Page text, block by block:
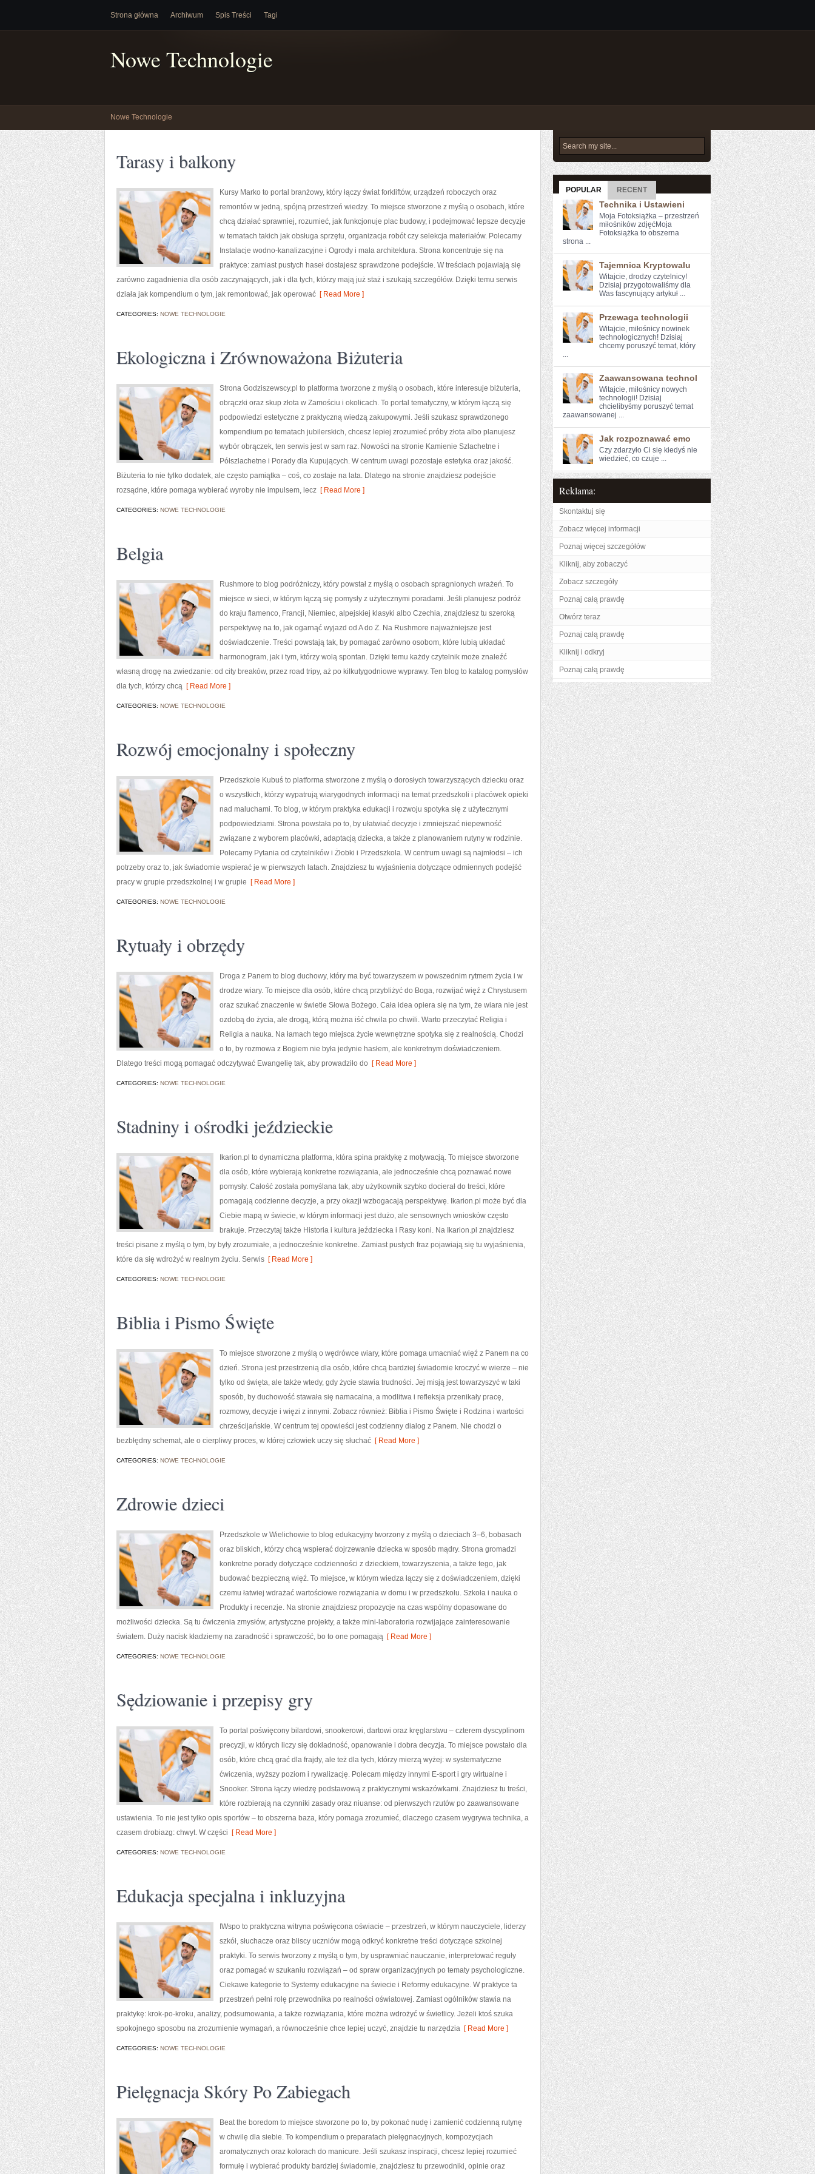
Strona główna Archiwum Spis Treści Tagi
Nowe Technologie
Nowe Technologie
Tarasy i balkony
Kursy Marko to portal branżowy, który łączy świat forkliftów, urządzeń roboczych oraz
remontów w jedną, spójną przestrzeń wiedzy. To miejsce stworzone z myślą o osobach, które
chcą działać sprawniej, rozumieć, jak funkcjonuje plac budowy, i podejmować lepsze decyzje
w tematach takich jak obsługa sprzętu, organizacja robót czy selekcja materiałów. Polecamy
Instalacje wodno-kanalizacyjne i Ogrody i mała architektura. Strona koncentruje się na
praktyce: zamiast pustych haseł dostajesz sprawdzone podejście. W treściach pojawiają się
zarówno zagadnienia dla osób zaczynających, jak i dla tych, którzy mają już staż i szukają szczegółów. Dzięki temu serwis
działa jak kompendium o tym, jak remontować, jak operować [ Read More ]
CATEGORIES: NOWE TECHNOLOGIE
Ekologiczna i Zrównoważona Biżuteria
Strona Godziszewscy.pl to platforma tworzone z myślą o osobach, które interesuje biżuteria,
obrączki oraz skup złota w Zamościu i okolicach. To portal tematyczny, w którym łączą się
podpowiedzi estetyczne z praktyczną wiedzą zakupowymi. Jeśli szukasz sprawdzonego
kompendium po tematach jubilerskich, chcesz lepiej zrozumieć próby złota albo planujesz
wybór obrączek, ten serwis jest w sam raz. Nowości na stronie Kamienie Szlachetne i
Półszlachetne i Porady dla Kupujących. W centrum uwagi pozostaje estetyka oraz jakość.
Biżuteria to nie tylko dodatek, ale często pamiątka – coś, co zostaje na lata. Dlatego na stronie znajdziesz podejście
rozsądne, które pomaga wybierać wyroby nie impulsem, lecz [ Read More ]
CATEGORIES: NOWE TECHNOLOGIE
Belgia
Rushmore to blog podróżniczy, który powstał z myślą o osobach spragnionych wrażeń. To
miejsce w sieci, w którym łączą się pomysły z użytecznymi poradami. Jeśli planujesz podróż
do kraju flamenco, Francji, Niemiec, alpejskiej klasyki albo Czechia, znajdziesz tu szeroką
perspektywę na to, jak ogarnąć wyjazd od A do Z. Na Rushmore najważniejsze jest
doświadczenie. Treści powstają tak, by pomagać zarówno osobom, które lubią układać
harmonogram, jak i tym, którzy wolą spontan. Dzięki temu każdy czytelnik może znaleźć
własną drogę na zwiedzanie: od city breaków, przez road tripy, aż po kilkutygodniowe wyprawy. Ten blog to katalog pomysłów
dla tych, którzy chcą [ Read More ]
CATEGORIES: NOWE TECHNOLOGIE
Rozwój emocjonalny i społeczny
Przedszkole Kubuś to platforma stworzone z myślą o dorosłych towarzyszących dziecku oraz
o wszystkich, którzy wypatrują wiarygodnych informacji na temat przedszkoli i placówek opieki
nad maluchami. To blog, w którym praktyka edukacji i rozwoju spotyka się z użytecznymi
podpowiedziami. Strona powstała po to, by ułatwiać decyzje i zmniejszać niepewność
związane z wyborem placówki, adaptacją dziecka, a także z planowaniem rutyny w rodzinie.
Polecamy Pytania od czytelników i Żłobki i Przedszkola. W centrum uwagi są najmłodsi – ich
potrzeby oraz to, jak świadomie wspierać je w pierwszych latach. Znajdziesz tu wyjaśnienia dotyczące odmiennych podejść
pracy w grupie przedszkolnej i w grupie [ Read More ]
CATEGORIES: NOWE TECHNOLOGIE
Rytuały i obrzędy
Droga z Panem to blog duchowy, który ma być towarzyszem w powszednim rytmem życia i w
drodze wiary. To miejsce dla osób, które chcą przybliżyć do Boga, rozwijać więź z Chrystusem
oraz szukać znaczenie w świetle Słowa Bożego. Cała idea opiera się na tym, że wiara nie jest
ozdobą do życia, ale drogą, którą można iść chwila po chwili. Warto przeczytać Religia i
Religia a nauka. Na łamach tego miejsca życie wewnętrzne spotyka się z realnością. Chodzi
o to, by rozmowa z Bogiem nie była jedynie hasłem, ale konkretnym doświadczeniem.
Dlatego treści mogą pomagać odczytywać Ewangelię tak, aby prowadziło do [ Read More ]
CATEGORIES: NOWE TECHNOLOGIE
Stadniny i ośrodki jeździeckie
Ikarion.pl to dynamiczna platforma, która spina praktykę z motywacją. To miejsce stworzone
dla osób, które wybierają konkretne rozwiązania, ale jednocześnie chcą poznawać nowe
pomysły. Całość została pomyślana tak, aby użytkownik szybko docierał do treści, które
pomagają codzienne decyzje, a przy okazji wzbogacają perspektywę. Ikarion.pl może być dla
Ciebie mapą w świecie, w którym informacji jest dużo, ale sensownych wniosków często
brakuje. Przeczytaj także Historia i kultura jeździecka i Rasy koni. Na Ikarion.pl znajdziesz
treści pisane z myślą o tym, by były zrozumiałe, a jednocześnie konkretne. Zamiast pustych fraz pojawiają się tu wyjaśnienia,
które da się wdrożyć w realnym życiu. Serwis [ Read More ]
CATEGORIES: NOWE TECHNOLOGIE
Biblia i Pismo Święte
To miejsce stworzone z myślą o wędrówce wiary, które pomaga umacniać więź z Panem na co
dzień. Strona jest przestrzenią dla osób, które chcą bardziej świadomie kroczyć w wierze – nie
tylko od święta, ale także wtedy, gdy życie stawia trudności. Jej misją jest towarzyszyć w taki
sposób, by duchowość stawała się namacalna, a modlitwa i refleksja przenikały pracę,
rozmowy, decyzje i więzi z innymi. Zobacz również: Biblia i Pismo Święte i Rodzina i wartości
chrześcijańskie. W centrum tej opowieści jest codzienny dialog z Panem. Nie chodzi o
bezbłędny schemat, ale o cierpliwy proces, w której człowiek uczy się słuchać [ Read More ]
CATEGORIES: NOWE TECHNOLOGIE
Zdrowie dzieci
Przedszkole w Wielichowie to blog edukacyjny tworzony z myślą o dzieciach 3–6, bobasach
oraz bliskich, którzy chcą wspierać dojrzewanie dziecka w sposób mądry. Strona gromadzi
konkretne porady dotyczące codzienności z dzieckiem, towarzyszenia, a także tego, jak
budować bezpieczną więź. To miejsce, w którym wiedza łączy się z doświadczeniem, dzięki
czemu łatwiej wdrażać wartościowe rozwiązania w domu i w przedszkolu. Szkoła i nauka o
Produkty i recenzje. Na stronie znajdziesz propozycje na czas wspólny dopasowane do
możliwości dziecka. Są tu ćwiczenia zmysłów, artystyczne projekty, a także mini-laboratoria rozwijające zainteresowanie
światem. Duży nacisk kładziemy na zaradność i sprawczość, bo to one pomagają [ Read More ]
CATEGORIES: NOWE TECHNOLOGIE
Sędziowanie i przepisy gry
To portal poświęcony bilardowi, snookerowi, dartowi oraz kręglarstwu – czterem dyscyplinom
precyzji, w których liczy się dokładność, opanowanie i dobra decyzja. To miejsce powstało dla
osób, które chcą grać dla frajdy, ale też dla tych, którzy mierzą wyżej: w systematyczne
ćwiczenia, wyższy poziom i rywalizację. Polecam między innymi E-sport i gry wirtualne i
Snooker. Strona łączy wiedzę podstawową z praktycznymi wskazówkami. Znajdziesz tu treści,
które rozbierają na czynniki zasady oraz niuanse: od pierwszych rzutów po zaawansowane
ustawienia. To nie jest tylko opis sportów – to obszerna baza, który pomaga zrozumieć, dlaczego czasem wygrywa technika, a
czasem drobiazg: chwyt. W części [ Read More ]
CATEGORIES: NOWE TECHNOLOGIE
Edukacja specjalna i inkluzyjna
IWspo to praktyczna witryna poświęcona oświacie – przestrzeń, w którym nauczyciele, liderzy
szkół, słuchacze oraz bliscy uczniów mogą odkryć konkretne treści dotyczące szkolnej
praktyki. To serwis tworzony z myślą o tym, by usprawniać nauczanie, interpretować reguły
oraz pomagać w szukaniu rozwiązań – od spraw organizacyjnych po tematy psychologiczne.
Ciekawe kategorie to Systemy edukacyjne na świecie i Reformy edukacyjne. W praktyce ta
przestrzeń pełni rolę przewodnika po realności oświatowej. Zamiast ogólników stawia na
praktykę: krok-po-kroku, analizy, podsumowania, a także rozwiązania, które można wdrożyć w świetlicy. Jeżeli ktoś szuka
spokojnego sposobu na zrozumienie wymagań, a równocześnie chce lepiej uczyć, znajdzie tu narzędzia [ Read More ]
CATEGORIES: NOWE TECHNOLOGIE
Pielęgnacja Skóry Po Zabiegach
Beat the boredom to miejsce stworzone po to, by pokonać nudę i zamienić codzienną rutynę
w chwilę dla siebie. To kompendium o preparatach pielęgnacyjnych, kompozycjach
aromatycznych oraz kolorach do manicure. Jeśli szukasz inspiracji, chcesz lepiej rozumieć
formułę i wybierać produkty bardziej świadomie, znajdziesz tu przewodniki, opinie oraz
POPULAR RECENT
Technika i Ustawieni
Moja Fotoksiążka – przestrzeń
miłośników zdjęćMoja
Fotoksiążka to obszerna
strona ...
Tajemnica Kryptowalu
Witajcie, drodzy czytelnicy!
⁢Dzisiaj przygotowaliśmy ​dla
⁣Was fascynujący artykuł ...
Przewaga technologii
Witajcie, miłośnicy nowinek
technologicznych! Dzisiaj
chcemy poruszyć temat, ⁣który
...
Zaawansowana technol
Witajcie, miłośnicy nowych⁢
technologii! Dzisiaj
chcielibyśmy poruszyć temat
zaawansowanej ...
Jak rozpoznawać emo
Czy zdarzyło Ci ‌się kiedyś ⁤nie
wiedzieć, ‍co czuje ...
Reklama:
Skontaktuj się
Zobacz więcej informacji
Poznaj więcej szczegółów
Kliknij, aby zobaczyć
Zobacz szczegóły
Poznaj całą prawdę
Otwórz teraz
Poznaj całą prawdę
Kliknij i odkryj
Poznaj całą prawdę